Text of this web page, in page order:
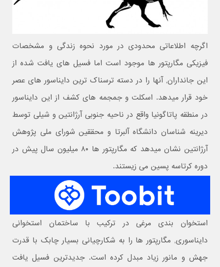
اگرچه اطلاعاتی محدودی در مورد نحوه زندگی و مشخصات
فیزیکی مگارپتور ها موجود است اما فسیل های یافت شده از
این جانداران, آنها را در دسته ترسناک ترین دایناسور های عصر
خود قرار میدهد. اسکلت و جمجمه های کشف از این دایناسور
در منطقه پاتاگونیا واقع در ناحیه جنوبی آرژانتین و شیلی توسط
دیرینه شناسان دانشگاه آلبرتا و محققین شورای ملی پژوهش
آرژانتین نشان میدهد که مگارپتور ها ۸۰ میلیون سال پیش در
دوره کرتاسه پسین می زیستند.
استخوان بندی مرغی در ترکیب با ساختمان استخوانی
دایناسوری, مگارپتور ها را به شکارچیانی بسیار چابک با قدرت
جهش و مانور زیاد مبدل کرده است. جدیدترین فسیل یافت